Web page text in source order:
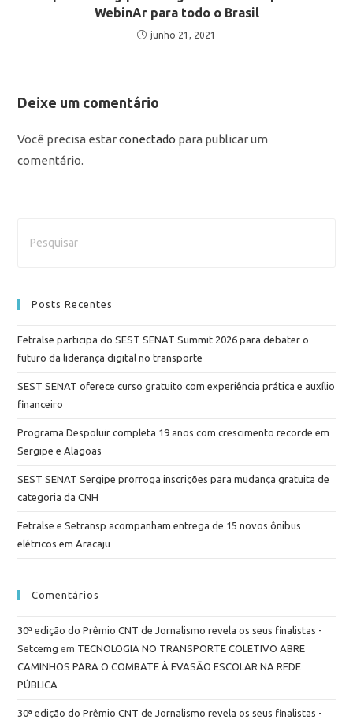
WebinAr para todo o Brasil
junho 21, 2021
Deixe um comentário
Você precisa estarconectado para publicar um
comentário.
Posts Recentes
Fetralse participa do SEST SENAT Summit 2026 para debater o
futuro da liderança digital no transporte
SEST SENAT oferece curso gratuito com experiência prática e auxílio
financeiro
Programa Despoluir completa 19 anos com crescimento recorde em
Sergipe e Alagoas
SEST SENAT Sergipe prorroga inscrições para mudança gratuita de
categoria da CNH
Fetralse e Setransp acompanham entrega de 15 novos ônibus
elétricos em Aracaju
Comentários
30ª edição do Prêmio CNT de Jornalismo revela os seus finalistas -
Setcemg em TECNOLOGIA NO TRANSPORTE COLETIVO ABRE
CAMINHOS PARA O COMBATE À EVASÃO ESCOLAR NA REDE
PÚBLICA
30ª edição do Prêmio CNT de Jornalismo revela os seus finalistas -